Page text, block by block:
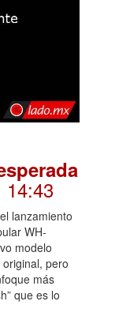
14:43
lanzamiento
WH-
modelo
pero
más
que es lo